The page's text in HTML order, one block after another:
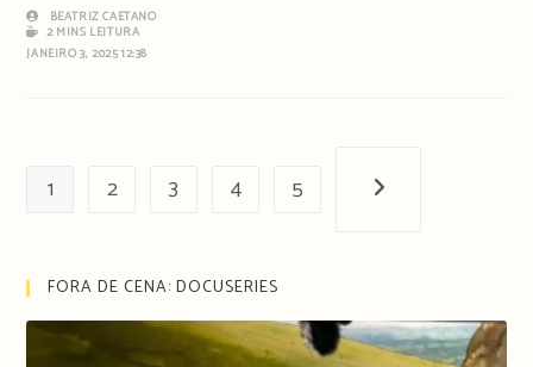
BEATRIZ CAETANO
2 MINS LEITURA
JANEIRO 3, 2025 12:38
1 2 3 4 5 Próxima página
FORA DE CENA: DOCUSERIES